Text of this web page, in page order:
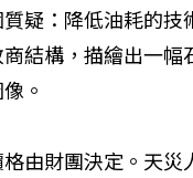
疑：降低油耗的
結構，描繪出一
。
由財團決定。天